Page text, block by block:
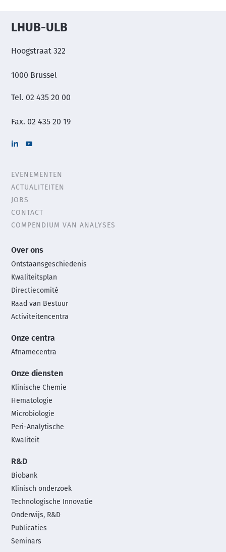
LHUB-ULB
Hoogstraat 322
1000 Brussel
Tel. 02 435 20 00
Fax. 02 435 20 19
Header
menu
EVENEMENTEN
ACTUALITEITEN
JOBS
CONTACT
COMPENDIUM VAN ANALYSES
footer
menu
Over ons
Ontstaansgeschiedenis
Kwaliteitsplan
Directiecomité
Raad van Bestuur
Activiteitencentra
Onze centra
Afnamecentra
Onze diensten
Klinische Chemie
Hematologie
Microbiologie
Peri-Analytische
Kwaliteit
R&D
Biobank
Klinisch onderzoek
Technologische Innovatie
Onderwijs, R&D
Publicaties
Seminars